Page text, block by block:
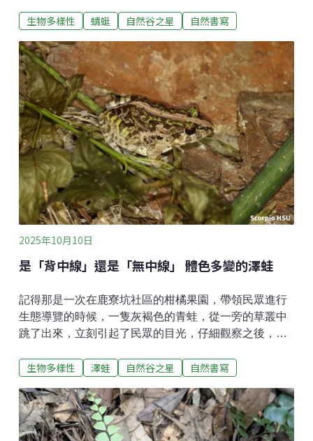
從溫帶到熱帶都有牠的蹤跡，世界五大洲都找得到，和
的色澤。我拍攝到的個體在陽光下有著黃棕色光澤，仔
細瞧牠透明的翅膀，是一格格細細的、像鱗片般的圖
樣，翅緣上方還有小黃色塊點綴，稱為翅痣。薄翅蜻蜓
是台灣最常見的蜻蜓，從都市到高山，森林到海邊，我
們會去的大多數地方，通通都有機會看得到牠。順帶一
提，薄翅蜻蜓也是目前已知飛得最高的蜻蜓，曾在海拔
6200公尺的地方記錄到牠。如果仔細留意，會發現蜻蜓
其實就在我們身邊，只是牠們不容易觀察，體型小之
外，透明的翅膀像披了哈利波特的隱形斗篷，與環境融
為一體，簡直就是在考驗我們的視力！更令人頭痛的
是，牠們還飛
生物多樣性 蜻蜓 自然谷之星 自然書寫
2025年10月10日
是「背中線」還是「無中線」 體色多變的澤蛙
記得那是一次在鹿寮坑社區的柑橘果園，帶領民眾進行
生態導覽的時候，一隻灰褐色的青蛙，從一旁的草叢中
跳了出來，立刻引起了民眾的目光，仔細觀察之後，發
跳回草叢中，消失的無影無蹤了。我立刻拿出平板，展
放錯照片了，這跟剛剛看到的不一樣。」原來我照片展
示的澤蛙是有明顯背中線的個體，而剛剛看到的是沒有
背中線的個體，我也就順勢稱呼牠為「無中線」（音似
生物多樣性 澤蛙 自然谷之星 自然書寫